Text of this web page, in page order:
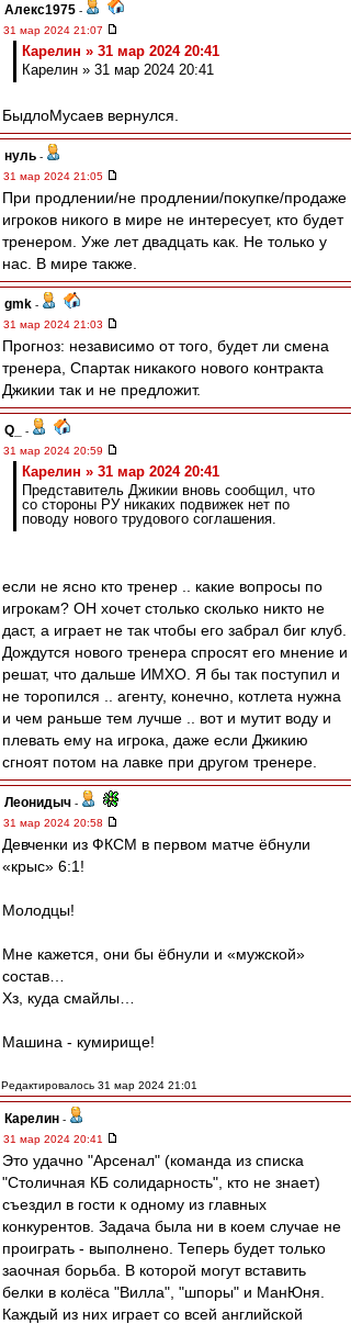
Алекс1975 -
31 мар 2024 21:07
Карелин » 31 мар 2024 20:41
Карелин » 31 мар 2024 20:41
БыдлоМусаев вернулся.
нуль -
31 мар 2024 21:05
При продлении/не продлении/покупке/продаже
игроков никого в мире не интересует, кто будет
тренером. Уже лет двадцать как. Не только у
нас. В мире также.
gmk -
31 мар 2024 21:03
Прогноз: независимо от того, будет ли смена
тренера, Спартак никакого нового контракта
Джикии так и не предложит.
Q_
-
31 мар 2024 20:59
Карелин » 31 мар 2024 20:41
Представитель Джикии вновь сообщил, что
со стороны РУ никаких подвижек нет по
поводу нового трудового соглашения.
если не ясно кто тренер .. какие вопросы по
игрокам? ОН хочет столько сколько никто не
даст, а играет не так чтобы его забрал биг клуб.
Дождутся нового тренера спросят его мнение и
решат, что дальше ИМХО. Я бы так поступил и
не торопился .. агенту, конечно, котлета нужна
и чем раньше тем лучше .. вот и мутит воду и
плевать ему на игрока, даже если Джикию
сгноят потом на лавке при другом тренере.
Леонидыч -
31 мар 2024 20:58
Девченки из ФКСМ в первом матче ёбнули
«крыс» 6:1!
Молодцы!
Мне кажется, они бы ёбнули и «мужской»
состав…
Хз, куда смайлы…
Машина - кумирище!
Редактировалось 31 мар 2024 21:01
Карелин -
31 мар 2024 20:41
Это удачно "Арсенал" (команда из списка
"Столичная КБ солидарность", кто не знает)
съездил в гости к одному из главных
конкурентов. Задача была ни в коем случае не
проиграть - выполнено. Теперь будет только
заочная борьба. В которой могут вставить
белки в колёса "Вилла", "шпоры" и МанЮня.
Каждый из них играет со всей английской